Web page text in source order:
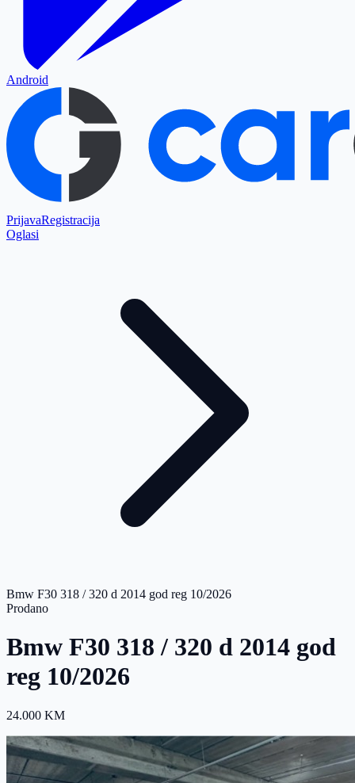
Android
PrijavaRegistracija
Oglasi
Bmw F30 318 / 320 d 2014 god reg 10/2026
Prodano
Bmw F30 318 / 320 d 2014 god
reg 10/2026
24.000 KM